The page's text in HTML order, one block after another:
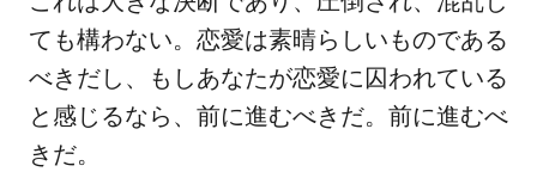
ても構わない。恋愛は素晴らしいものである
べきだし、もしあなたが恋愛に囚われている
と感じるなら、前に進むべきだ。前に進むべ
きだ。